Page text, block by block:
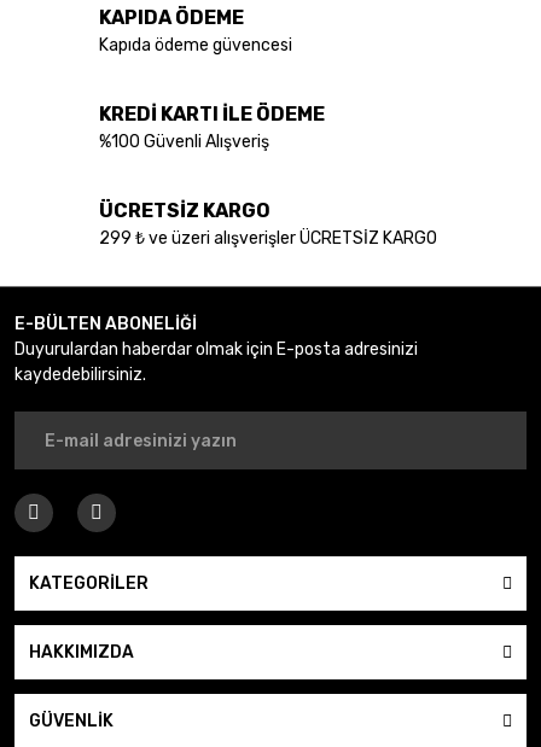
KAPIDA ÖDEME
Kapıda ödeme güvencesi
KREDİ KARTI İLE ÖDEME
%100 Güvenli Alışveriş
ÜCRETSİZ KARGO
299 ₺ ve üzeri alışverişler ÜCRETSİZ KARGO
E-BÜLTEN ABONELİĞİ
Duyurulardan haberdar olmak için E-posta adresinizi
kaydedebilirsiniz.
KATEGORİLER
HAKKIMIZDA
GÜVENLİK